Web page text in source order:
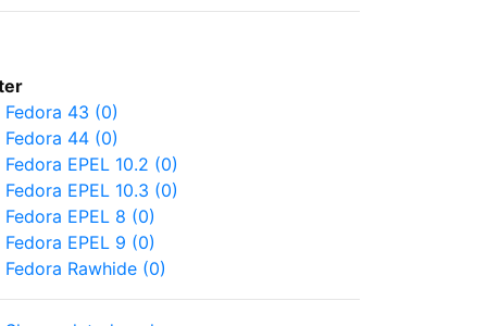
Fedora 43 (0)
Fedora 44 (0)
Fedora EPEL 10.2 (0)
Fedora EPEL 10.3 (0)
Fedora EPEL 8 (0)
Fedora EPEL 9 (0)
Fedora Rawhide (0)